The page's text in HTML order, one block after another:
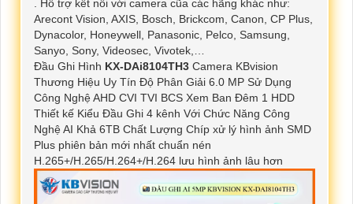
. Hỗ trợ kết nối với camera cũa các hãng khác như:
Arecont Vision, AXIS, Bosch, Brickcom, Canon, CP Plus,
Dynacolor, Honeywell, Panasonic, Pelco, Samsung,
Sanyo, Sony, Videosec, Vivotek,…
Đầu Ghi Hình KX-DAi8104TH3 Camera KBvision
Thương Hiệu Uy Tín Độ Phân Giải 6.0 MP Sử Dụng
Công Nghệ AHD CVI TVI BCS Xem Ban Đêm 1 HDD
Thiết kế Kiểu Đầu Ghi 4 kênh Với Chức Năng Công
Nghệ AI Khả 6TB Chất Lượng Chíp xử lý hình ảnh SMD
Plus phiên bản mới nhất chuẩn nén
H.265+/H.265/H.264+/H.264 lưu hình ảnh lâu hơn